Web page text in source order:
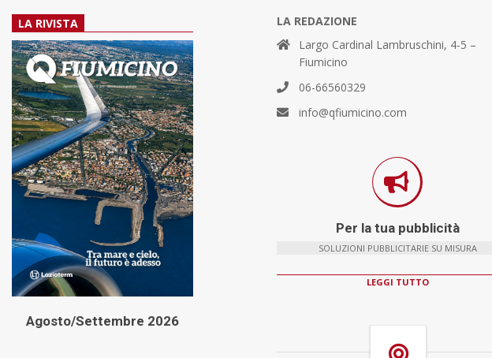
LA RIVISTA
Agosto/Settembre 2026
LA REDAZIONE
Largo Cardinal Lambruschini, 4-5 –
Fiumicino
06-66560329
info@qfiumicino.com
Per la tua pubblicità
SOLUZIONI PUBBLICITARIE SU MISURA
LEGGI TUTTO